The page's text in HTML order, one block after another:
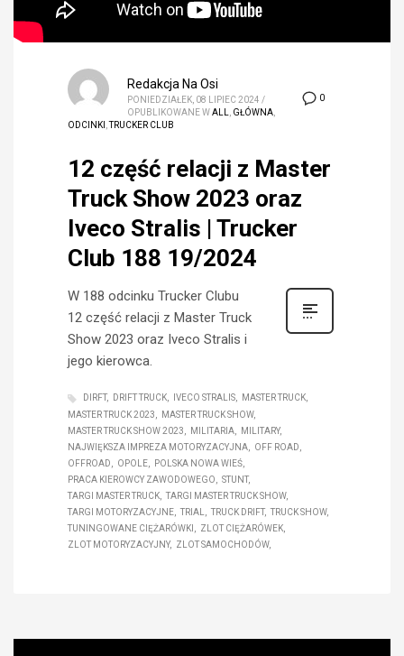
0
Redakcja Na Osi
PONIEDZIAŁEK, 08 LIPIEC 2024 /
OPUBLIKOWANE WALL, GŁÓWNA,
ODCINKI ,TRUCKER CLUB
12 część relacji z Master
Truck Show 2023 oraz
Iveco Stralis | Trucker
Club 188 19/2024
W 188 odcinku Trucker Clubu
12 część relacji z Master Truck
Show 2023 oraz Iveco Stralis i
jego kierowca.
DIRFT DRIFT TRUCK IVECO STRALIS
MASTER TRUCK
MASTER TRUCK 2023
MASTER TRUCK SHOW
MASTER TRUCK SHOW 2023
MILITARIA
MILITARY
NAJWIĘKSZA IMPREZA MOTORYZACYJNA
OFF ROAD
OFFROAD
OPOLE
POLSKA NOWA WIEŚ
PRACA KIEROWCY ZAWODOWEGO
STUNT
TARGI MASTER TRUCK
TARGI MASTER TRUCK SHOW
TARGI MOTORYZACYJNE
TRIAL TRUCK DRIFT
TRUCK SHOW
TUNINGOWANE CIĘŻARÓWKI
ZLOT CIĘŻARÓWEK
ZLOT MOTORYZACYJNY
ZLOT SAMOCHODÓW